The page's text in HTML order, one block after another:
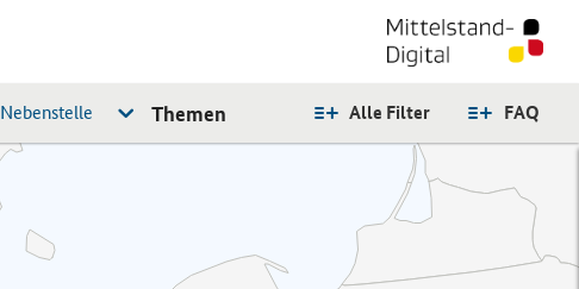
FAQ
Alle Filter
Nebenstelle Themen